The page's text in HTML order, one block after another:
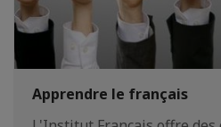
Apprendre le français